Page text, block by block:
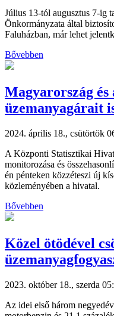
Július 13-tól augusztus 7-ig
Önkormányzata által
Faluházban, már lehet
Bővebben
Magyarország és
üzemanyagárait
2024. április 18., csütörtök
A Központi Statisztikai
monitorozása és
én pénteken közzéteszi új
közleményében a hivatal.
Bővebben
Közel ötödével
2023. október 18., szerda
Az idei első három